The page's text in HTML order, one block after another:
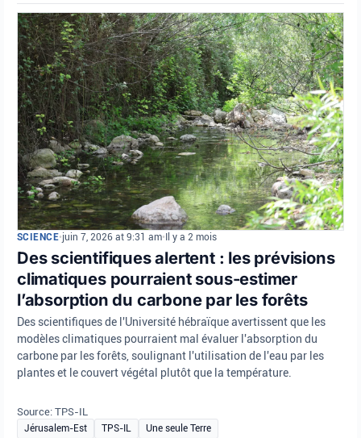
SCIENCE•juin 7, 2026 at 9:31 am• Il y a 2 mois
Des scientifiques alertent : les prévisions
climatiques pourraient sous-estimer
l’absorption du carbone par les forêts
Des scientifiques de l'Université hébraïque avertissent que les
modèles climatiques pourraient mal évaluer l'absorption du
carbone par les forêts, soulignant l'utilisation de l'eau par les
plantes et le couvert végétal plutôt que la température.
Source: TPS-IL
Jérusalem-Est TPS-IL Une seule Terre